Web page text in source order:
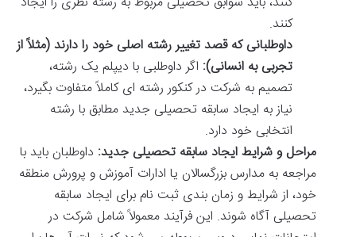
کنند.
داوطلبانی که قصد تغییر رشته اصلی خود را دارند (مثلاً از
تجربی به انسانی): اگر داوطلبی با دیپلم یک رشته،
تصمیم به شرکت در کنکور رشته ای کاملاً متفاوت بگیرد،
نیاز به ایجاد سابقه تحصیلی جدید مطابق با رشته
انتخابی خود دارد.
مراحل و شرایط ایجاد سابقه تحصیلی جدید: داوطلبان باید با
مراجعه به مدارس بزرگسالان یا ادارات آموزش و پرورش منطقه
خود، از شرایط و زمان بندی ثبت نام برای ایجاد سابقه
تحصیلی آگاه شوند. این فرآیند معمولاً شامل شرکت در